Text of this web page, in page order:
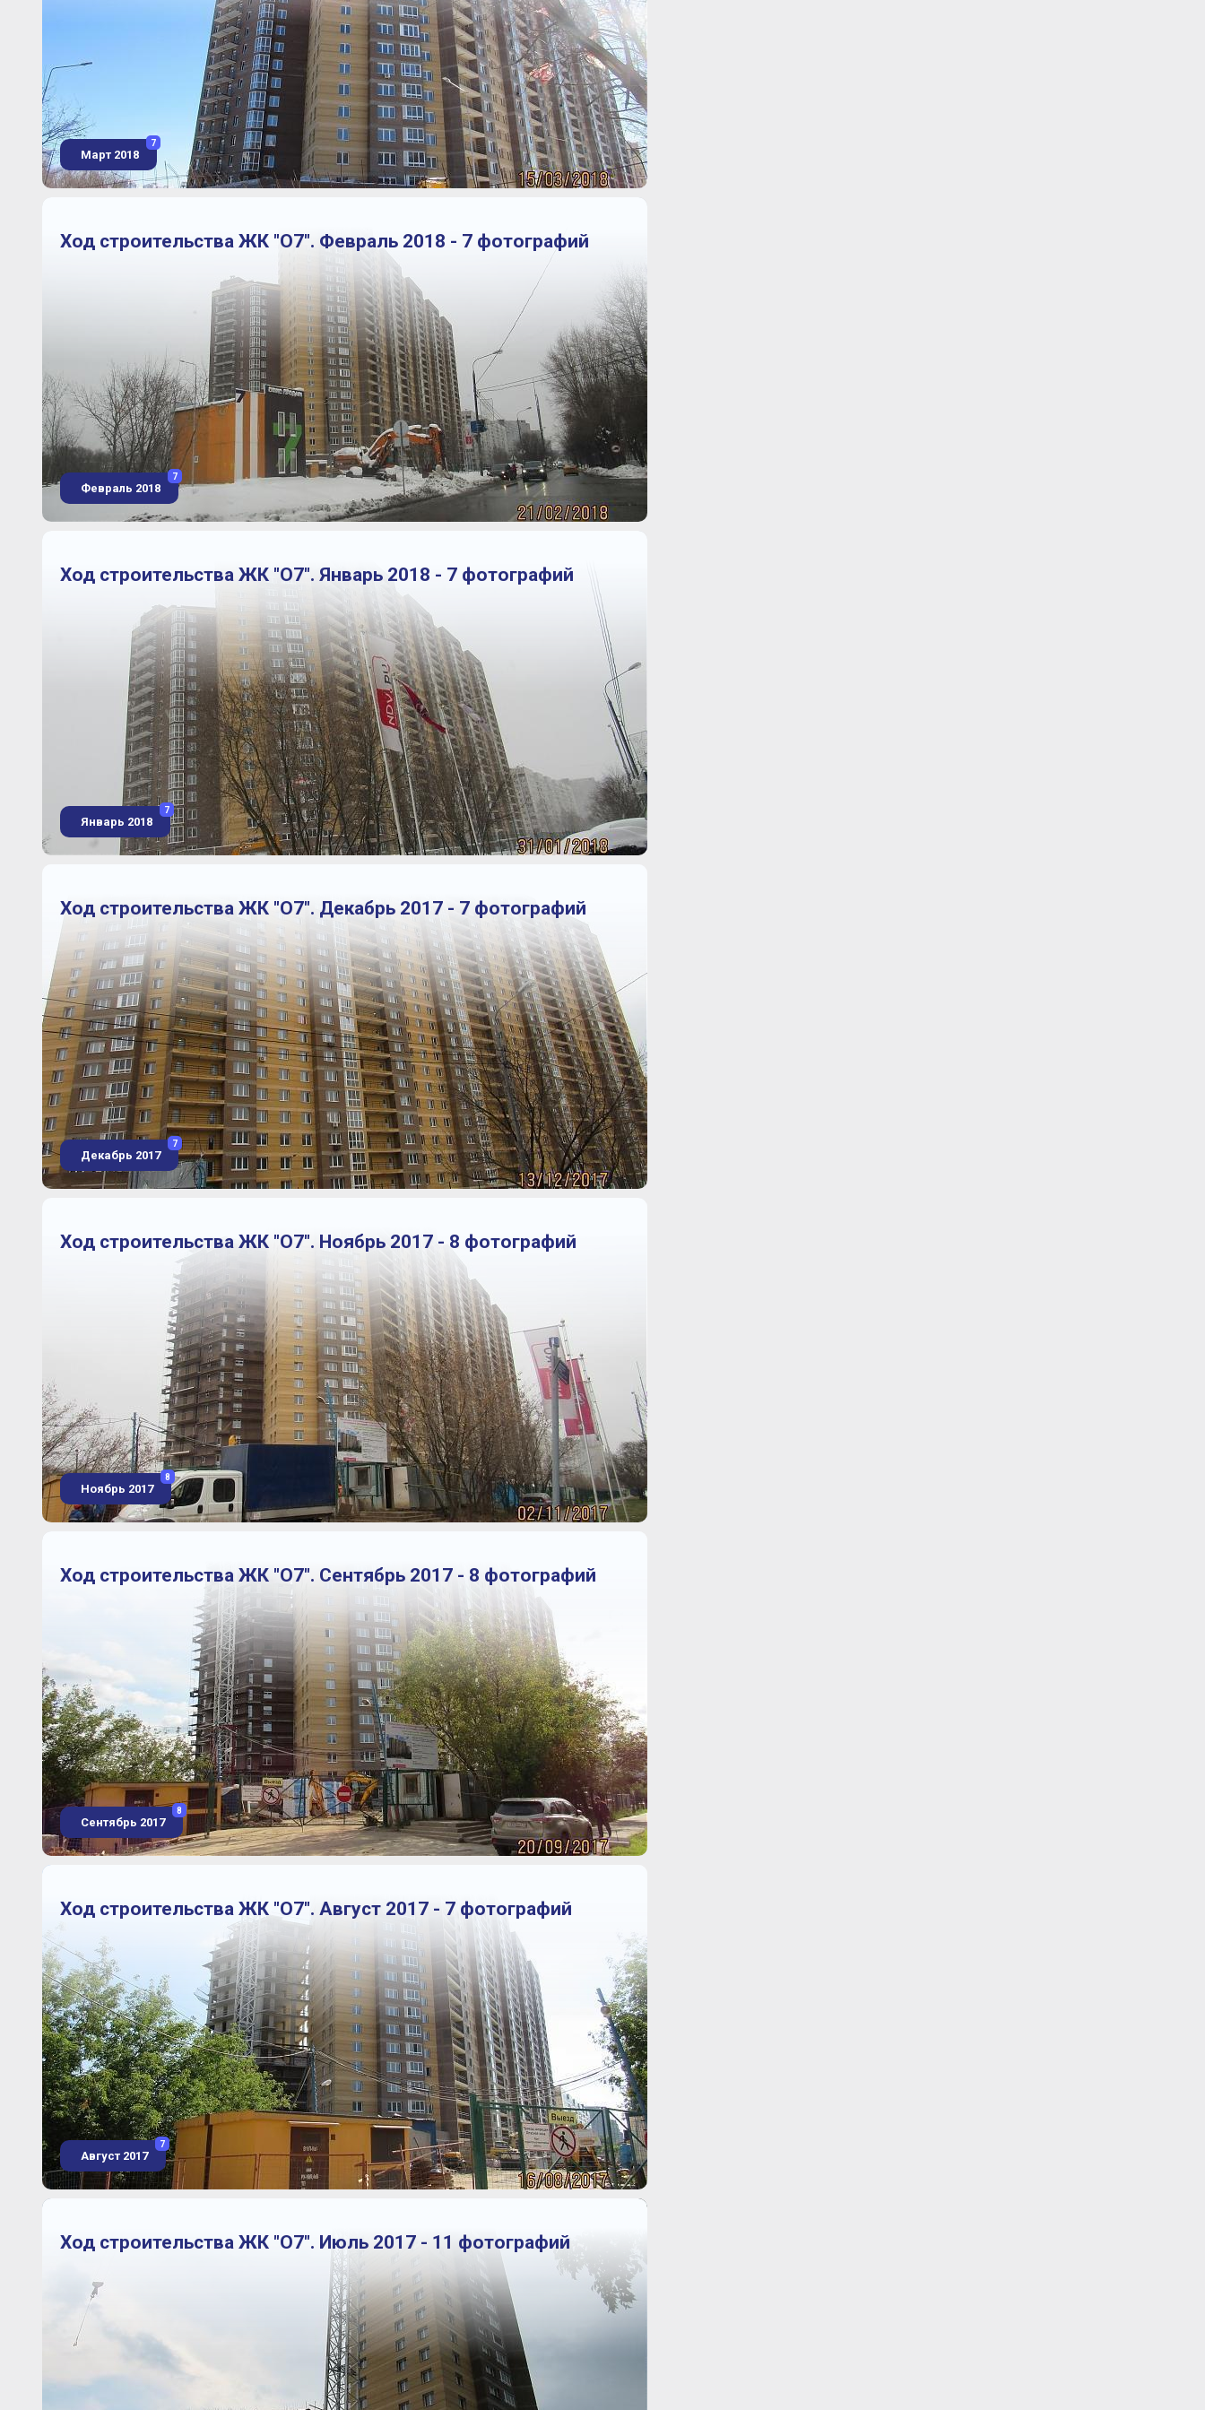
Март 2018
7
Ход строительства ЖК "О7". Февраль 2018 - 7 фотографий
Февраль 2018
7
Ход строительства ЖК "О7". Январь 2018 - 7 фотографий
Январь 2018
7
Ход строительства ЖК "О7". Декабрь 2017 - 7 фотографий
Декабрь 2017
7
Ход строительства ЖК "О7". Ноябрь 2017 - 8 фотографий
Ноябрь 2017
8
Ход строительства ЖК "О7". Сентябрь 2017 - 8 фотографий
Сентябрь 2017
8
Ход строительства ЖК "О7". Август 2017 - 7 фотографий
Август 2017
7
Ход строительства ЖК "О7". Июль 2017 - 11 фотографий